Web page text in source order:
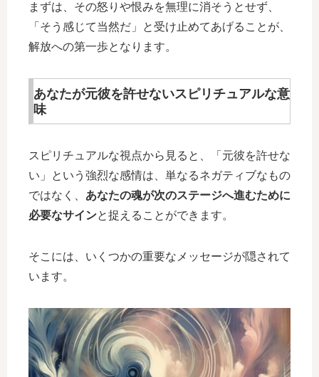
まずは、その怒りや恨みを無理に消そうとせず、
「そう感じて当然だ」と受け止めてあげることが、
解放への第一歩となります。
あなたが元彼を許せないスピリチュアルな意
味
スピリチュアルな視点から見ると、「元彼を許せな
い」という強烈な感情は、単なるネガティブなもの
ではなく、 あなたの魂が次のステージへ進むために
必要なサインと捉えることができます。
そこには、いくつかの重要なメッセージが隠されて
います。